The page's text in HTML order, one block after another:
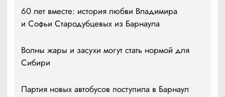
60 лет вместе: история любви Владимира
и Софьи Стародубцевых из Барнаула
Волны жары и засухи могут стать нормой для
Сибири
Партия новых автобусов поступила в Барнаул